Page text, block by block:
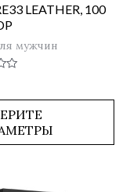
LEATHER, 100
мужчин